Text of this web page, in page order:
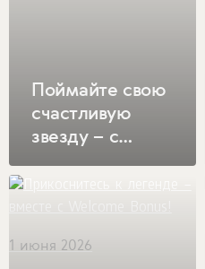
Поймайте свою
счастливую
звезду – с
1 июня 2026